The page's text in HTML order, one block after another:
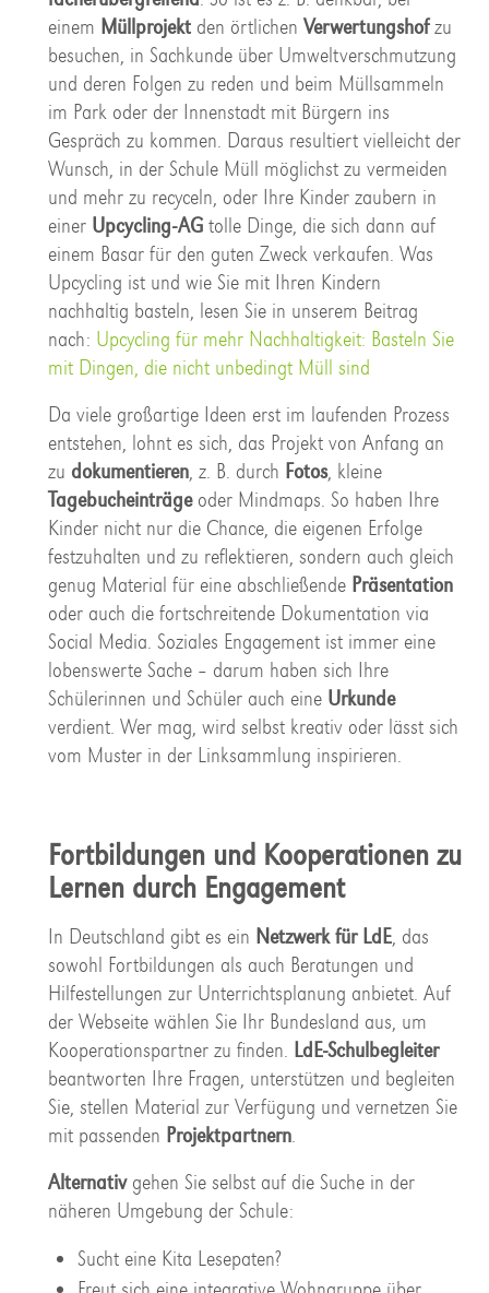
einem Müllprojektden örtlichen Verwertungshofzu
besuchen, in Sachkunde über Umweltverschmutzung
und deren Folgen zu reden und beim Müllsammeln
im Park oder der Innenstadt mit Bürgern ins
Gespräch zu kommen. Daraus resultiert vielleicht der
Wunsch, in der Schule Müll möglichst zu vermeiden
und mehr zu recyceln, oder Ihre Kinder zaubern in
einer Upcycling-AGtolle Dinge, die sich dann auf
einem Basar für den guten Zweck verkaufen. Was
Upcycling ist und wie Sie mit Ihren Kindern
nachhaltig basteln, lesen Sie in unserem Beitrag
nach: Upcycling für mehr Nachhaltigkeit: Basteln Sie
mit Dingen, die nicht unbedingt Müll sind
Da viele großartige Ideen erst im laufenden Prozess
entstehen, lohnt es sich, das Projekt von Anfang an
zu dokumentieren, z. B. durch Fotos, kleine
Tagebucheinträgeoder Mindmaps. So haben Ihre
Kinder nicht nur die Chance, die eigenen Erfolge
festzuhalten und zu reflektieren, sondern auch gleich
genug Material für eine abschließende Präsentation
oder auch die fortschreitende Dokumentation via
Social Media. Soziales Engagement ist immer eine
lobenswerte Sache – darum haben sich Ihre
Schülerinnen und Schüler auch eine Urkunde
verdient. Wer mag, wird selbst kreativ oder lässt sich
vom Muster in der Linksammlung inspirieren.
Fortbildungen und Kooperationen zu
Lernen durch Engagement
In Deutschland gibt es ein Netzwerk für LdE, das
sowohl Fortbildungen als auch Beratungen und
Hilfestellungen zur Unterrichtsplanung anbietet. Auf
der Webseite wählen Sie Ihr Bundesland aus, um
Kooperationspartner zu finden. LdE-Schulbegleiter
beantworten Ihre Fragen, unterstützen und begleiten
Sie, stellen Material zur Verfügung und vernetzen Sie
mit passenden Projektpartnern.
Alternativgehen Sie selbst auf die Suche in der
näheren Umgebung der Schule:
Sucht eine Kita Lesepaten?